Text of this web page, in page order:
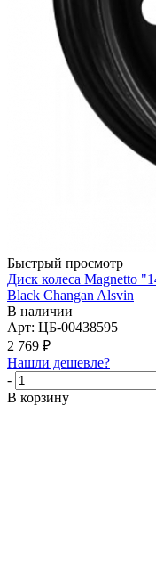
Быстрый просмотр
Диск колеса Magnetto
Black Changan Alsvin
В наличии
Арт: ЦБ-00438595
2 769 ₽
Нашли дешевле?
-
В корзину